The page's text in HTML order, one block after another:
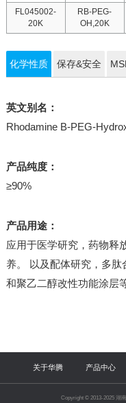
FL045002-
20K
RB-PEG-
OH,20K
化学性质 保存&安全
英文别名：
Rhodamine B-PEG-
产品纯度：
≥90%
产品用途：
应用于医学研究，药物释
养。 以及配体研究，多
和聚乙二醇改性功能涂层
关于华腾 产品中心
Copyright © 2013-2025 湖